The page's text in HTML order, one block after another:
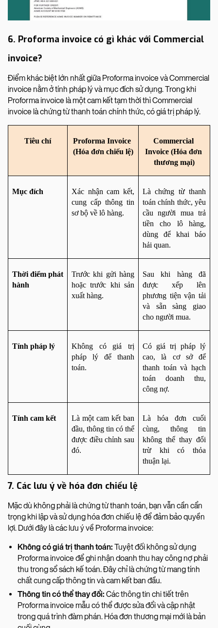
6. Proforma invoice có gì khác với Commercial
invoice?
Điểm khác biệt lớn nhất giữa Proforma invoice và Commercial
invoice nằm ở tính pháp lý và mục đích sử dụng. Trong khi
Proforma invoice là một cam kết tạm thời thì Commercial
invoice là chứng từ thanh toán chính thức, có giá trị pháp lý.
Tiêu chí
Proforma Invoice
(Hóa đơn chiếu lệ)
Commercial
Invoice (Hóa đơn
thương mại)
Mục đích
Xác nhận cam kết,
cung cấp thông tin
sơ bộ về lô hàng.
Là chứng từ thanh
toán chính thức, yêu
cầu người mua trả
tiền cho lô hàng,
dùng để khai báo
hải quan.
Thời điểm phát
hành
Trước khi gửi hàng
hoặc trước khi sản
xuất hàng.
Sau khi hàng đã
được xếp lên
phương tiện vận tải
và sẵn sàng giao
cho người mua.
Tính pháp lý
Không có giá trị
pháp lý để thanh
toán.
Có giá trị pháp lý
cao, là cơ sở để
thanh toán và hạch
toán doanh thu,
công nợ.
Tính cam kết
Là một cam kết ban
đầu, thông tin có thể
được điều chỉnh sau
đó.
Là hóa đơn cuối
cùng, thông tin
không thể thay đổi
trừ khi có thỏa
thuận lại.
7. Các lưu ý về hóa đơn chiếu lệ
Mặc dù không phải là chứng từ thanh toán, bạn vẫn cần cẩn
trọng khi lập và sử dụng hóa đơn chiếu lệ để đảm bảo quyền
lợi. Dưới đây là các lưu ý về Proforma invoice:
Không có giá trị thanh toán: Tuyệt đối không sử dụng
Proforma invoice để ghi nhận doanh thu hay công nợ phải
thu trong sổ sách kế toán. Đây chỉ là chứng từ mang tính
chất cung cấp thông tin và cam kết ban đầu.
Thông tin có thể thay đổi: Các thông tin chi tiết trên
Proforma invoice mẫu có thể được sửa đổi và cập nhật
trong quá trình đàm phán. Hóa đơn thương mại mới là bản